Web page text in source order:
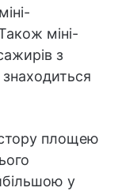
міні-
з
площею
у